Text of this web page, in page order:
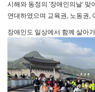
시해와 동정의 '장애인의날' 맞
연대하였으며 교육권, 노동권,
장애인도 일상에서 함께 살아